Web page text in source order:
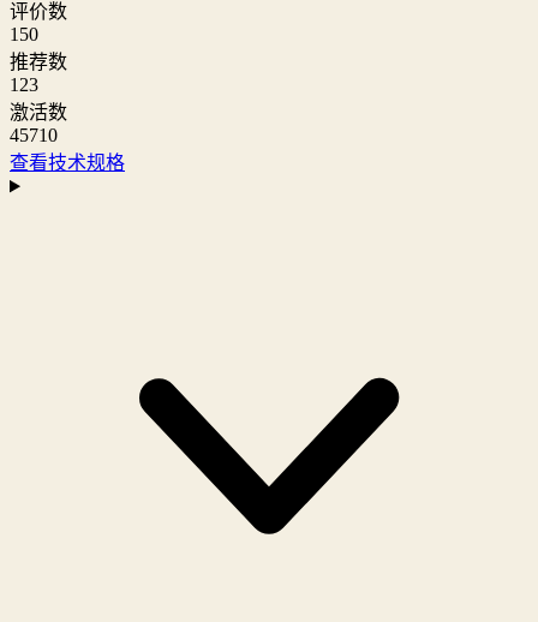
评价数
150
推荐数
123
激活数
45710
查看技术规格